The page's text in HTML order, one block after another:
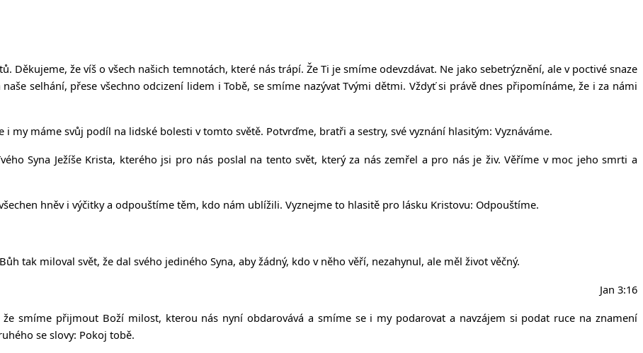
Děkujeme, že víš o všech našich temnotách, které nás trápí. Že Ti je smíme odevzdávat. Ne jako sebetrýznění, ale v poctivé snaze
selhání, přese všechno odcizení lidem i Tobě, se smíme nazývat Tvými dětmi. Vždyť si právě dnes připomínáme, že i za námi
my máme svůj podíl na lidské bolesti v tomto světě. Potvrďme, bratři a sestry, své vyznání hlasitým: Vyznáváme.
Syna Ježíše Krista, kterého jsi pro nás poslal na tento svět, který za nás zemřel a pro nás je živ. Věříme v moc jeho smrti a
hněv i výčitky a odpouštíme těm, kdo nám ublížili. Vyznejme to hlasitě pro lásku Kristovu: Odpouštíme.
tak miloval svět, že dal svého jediného Syna, aby žádný, kdo v něho věří, nezahynul, ale měl život věčný.
Jan 3:16
smíme přijmout Boží milost, kterou nás nyní obdarovává a smíme se i my podarovat a navzájem si podat ruce na znamení
se slovy: Pokoj tobě.